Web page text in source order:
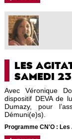
LES
SAMEDI
Avec Véronique
dispositif DEVA de
Dumazy, pour
Démuni(e)s).
Programme CN'O :